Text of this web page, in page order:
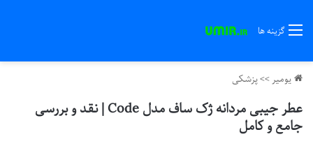
گزینه ها
یومیر>>پزشکی
عطر جیبی مردانه ژک ساف مدل Code | نقد و بررسی
جامع و کامل